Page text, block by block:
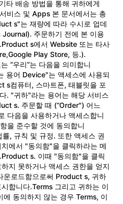
타 배송 방법을 통해 귀하에게
비스 및 Apps 본 문서에서는 총
s"는 재량에 따라 수시로 업데
주문하기 전에 본 이용
s에서 Website 또는 타사
Play Store, 등.).
“우리”는 다음을 의미합니
용어 Device"는 액세스에 사용되
s컴퓨터, 스마트폰, 태블릿을 포
. "귀하"라는 용어는 해당 서비스
s. 주문할 때 (“Order") 어느
다음을 사용하거나 액세스합니
을 준수할 것에 동의합니
, 규칙 및 규정. 또한 액세스 권
에서 "동의함"을 클릭하라는 메
s. 이때 "동의함"을 클릭
지 못하거나 액세스 권한을 얻지
운로드함으로써 Product s, 귀하
합니다.Terms 그리고 귀하는 이
동의하지 않는 경우 Terms, 이